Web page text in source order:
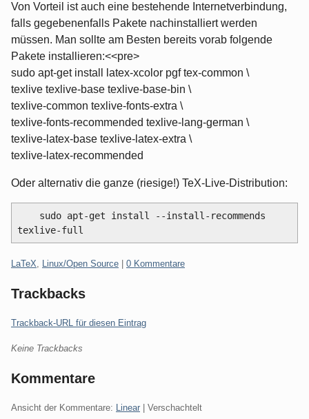
Von Vorteil ist auch eine bestehende Internetverbindung,
falls gegebenenfalls Pakete nachinstalliert werden
müssen. Man sollte am Besten bereits vorab folgende
Pakete installieren:<<pre>
sudo apt-get install latex-xcolor pgf tex-common \
texlive texlive-base texlive-base-bin \
texlive-common texlive-fonts-extra \
texlive-fonts-recommended texlive-lang-german \
texlive-latex-base texlive-latex-extra \
texlive-latex-recommended
Oder alternativ die ganze (riesige!) TeX-Live-Distribution:
Kategorien:
LaTeX Linux/Open Source | 0 Kommentare
Trackbacks
Trackback-URL für diesen Eintrag
Keine Trackbacks
Kommentare
Ansicht der Kommentare: Linear | Verschachtelt